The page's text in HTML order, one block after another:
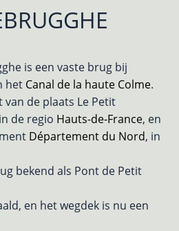
is een vaste brug bij
het Canal de la haute Colme.
de plaats Le Petit
de regio Hauts-de-France, en
Département du Nord, in
bekend als Pont de Petit
en het wegdek is nu een